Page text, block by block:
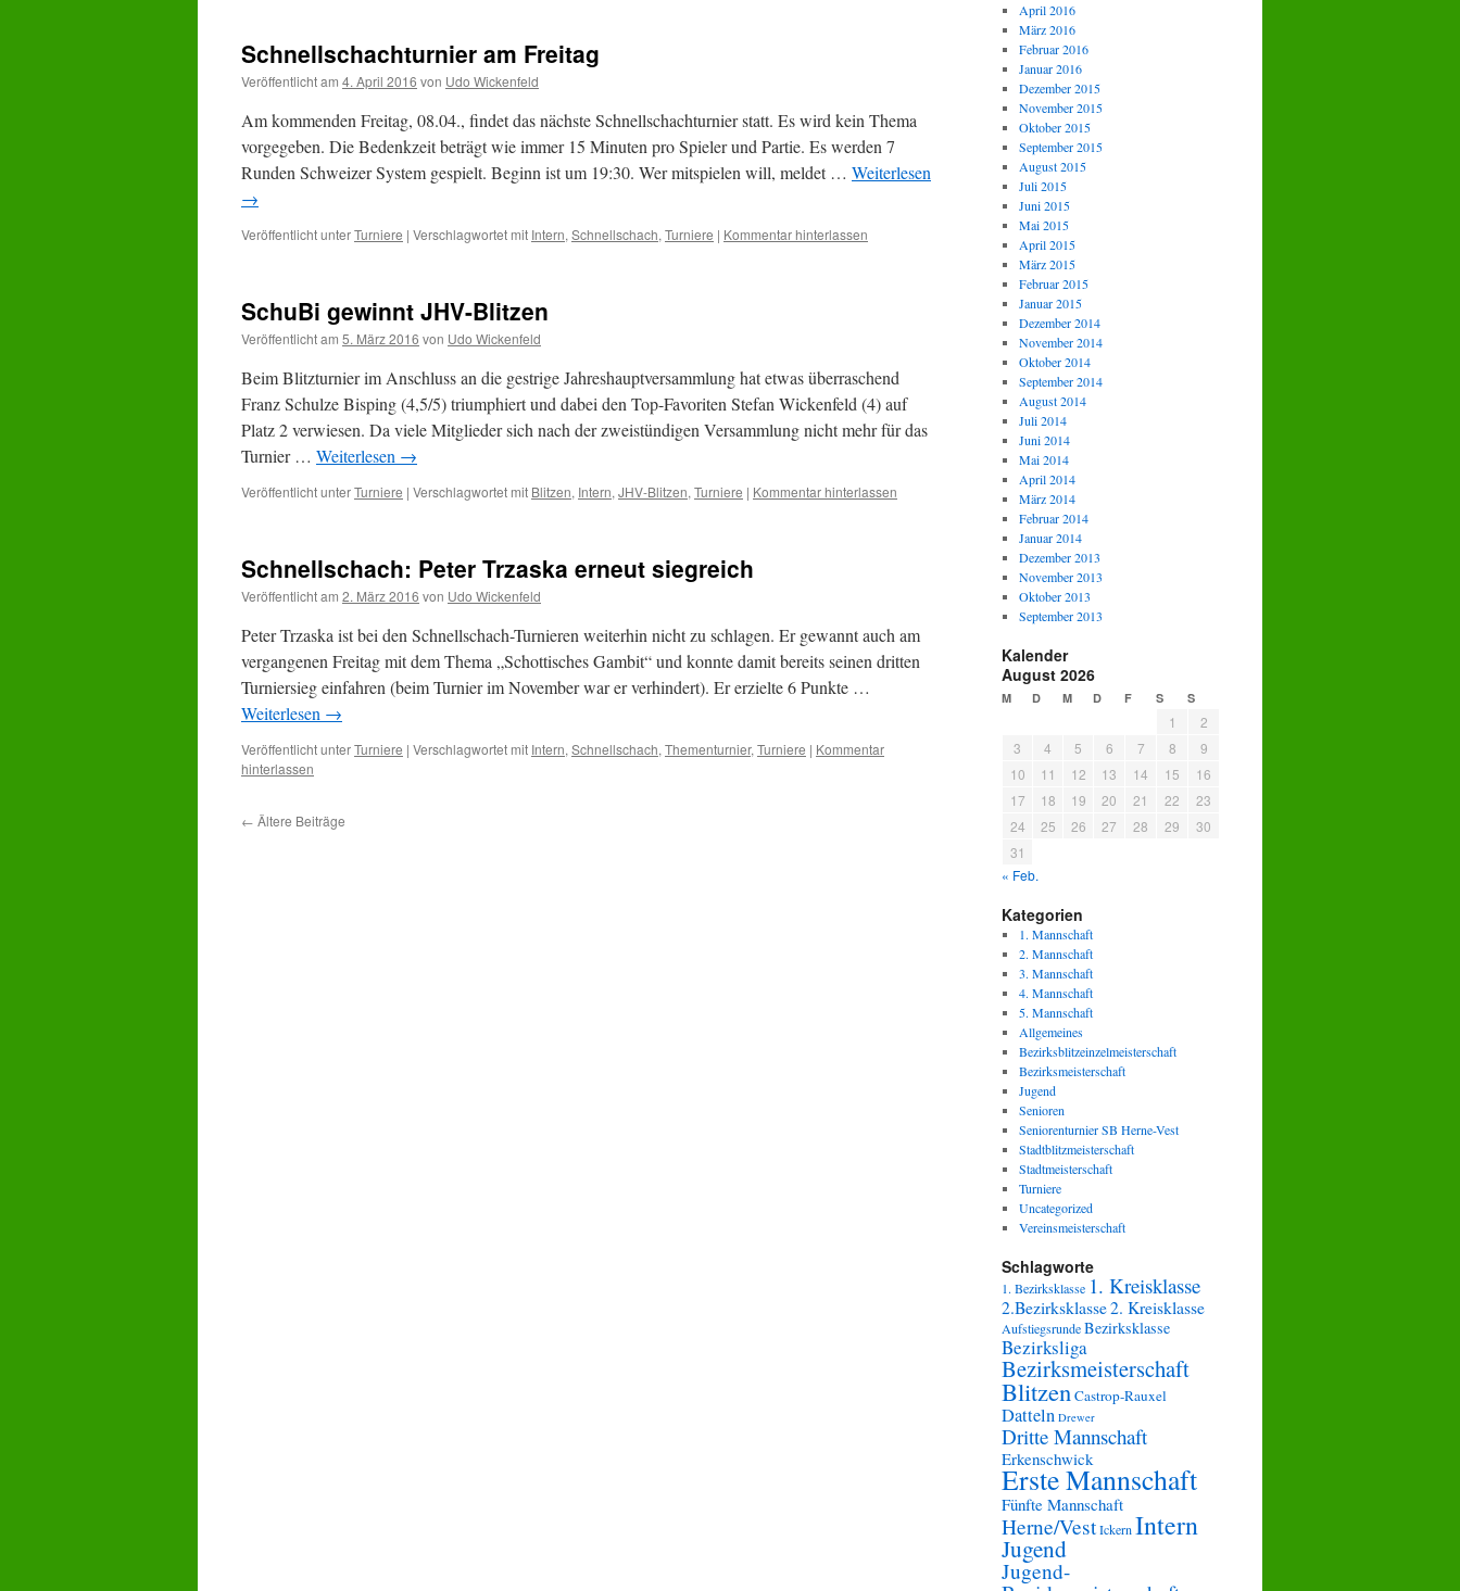
Schnellschachturnier am Freitag
Veröffentlicht am 4. April 2016 von Udo Wickenfeld
Am kommenden Freitag, 08.04., findet das nächste Schnellschachturnier statt. Es wird kein Thema
vorgegeben. Die Bedenkzeit beträgt wie immer 15 Minuten pro Spieler und Partie. Es werden 7
Runden Schweizer System gespielt. Beginn ist um 19:30. Wer mitspielen will, meldet … Weiterlesen
→
Veröffentlicht unterTurniere | Verschlagwortet mit Intern, Schnellschach, Turniere | Kommentar hinterlassen
SchuBi gewinnt JHV-Blitzen
Veröffentlicht am 5. März 2016 von Udo Wickenfeld
Beim Blitzturnier im Anschluss an die gestrige Jahreshauptversammlung hat etwas überraschend
Franz Schulze Bisping (4,5/5) triumphiert und dabei den Top-Favoriten Stefan Wickenfeld (4) auf
Platz 2 verwiesen. Da viele Mitglieder sich nach der zweistündigen Versammlung nicht mehr für das
Turnier … Weiterlesen →
Veröffentlicht unterTurniere | Verschlagwortet mit Blitzen, Intern, JHV-Blitzen, Turniere | Kommentar hinterlassen
Schnellschach: Peter Trzaska erneut siegreich
Veröffentlicht am 2. März 2016 von Udo Wickenfeld
Peter Trzaska ist bei den Schnellschach-Turnieren weiterhin nicht zu schlagen. Er gewannt auch am
vergangenen Freitag mit dem Thema „Schottisches Gambit“ und konnte damit bereits seinen dritten
Turniersieg einfahren (beim Turnier im November war er verhindert). Er erzielte 6 Punkte …
Weiterlesen →
Veröffentlicht unterTurniere | Verschlagwortet mit Intern, Schnellschach, Thementurnier, Turniere | Kommentar
hinterlassen
← Ältere Beiträge
April 2016
März 2016
Februar 2016
Januar 2016
Dezember 2015
November 2015
Oktober 2015
September 2015
August 2015
Juli 2015
Juni 2015
Mai 2015
April 2015
März 2015
Februar 2015
Januar 2015
Dezember 2014
November 2014
Oktober 2014
September 2014
August 2014
Juli 2014
Juni 2014
Mai 2014
April 2014
März 2014
Februar 2014
Januar 2014
Dezember 2013
November 2013
Oktober 2013
September 2013
Kalender
August 2026
M D M D F S S
1
2
3
4 5 6 7 8
9
10
11 12 13 14 15
16
17
18 19 20 21 22
23
24
25 26 27 28 29
30
31
« Feb.
Kategorien
1. Mannschaft
2. Mannschaft
3. Mannschaft
4. Mannschaft
5. Mannschaft
Allgemeines
Bezirksblitzeinzelmeisterschaft
Bezirksmeisterschaft
Jugend
Senioren
Seniorenturnier SB Herne-Vest
Stadtblitzmeisterschaft
Stadtmeisterschaft
Turniere
Uncategorized
Vereinsmeisterschaft
Schlagworte
1. Bezirksklasse 1. Kreisklasse
2.Bezirksklasse2. Kreisklasse
AufstiegsrundeBezirksklasse
Bezirksliga
Bezirksmeisterschaft
BlitzenCastrop-Rauxel
Datteln Drewer
Dritte Mannschaft
Erkenschwick
Erste Mannschaft
Fünfte Mannschaft
Herne/VestIckernIntern
Jugend
Jugend-